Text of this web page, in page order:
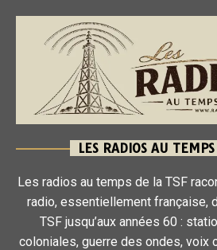
LES RADIOS AU
Les radios au temps de la TSF
radio, essentiellement française,
TSF jusqu’aux années 60 :
coloniales, guerre des ondes, voix